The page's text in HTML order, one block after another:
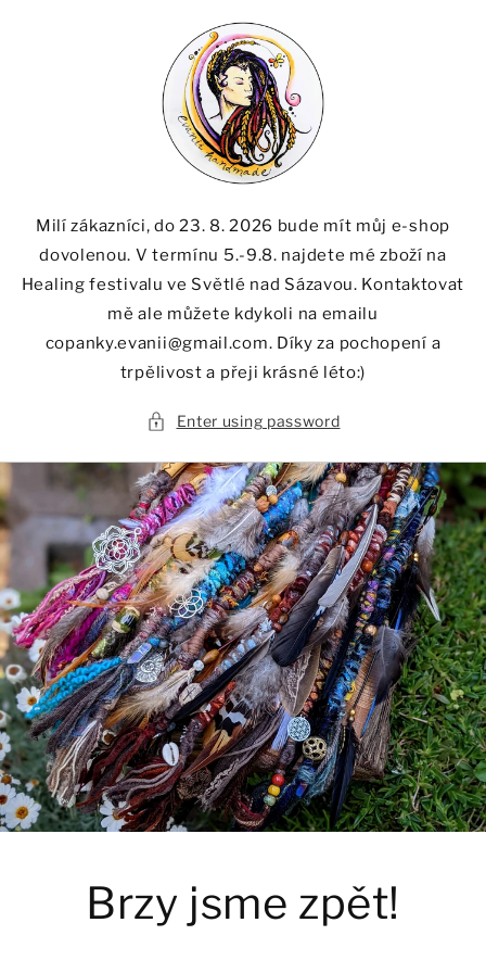
Milí zákazníci, do 23. 8. 2026 bude mít můj e-shop
dovolenou. V termínu 5.-9.8. najdete mé zboží na
Healing festivalu ve Světlé nad Sázavou. Kontaktovat
mě ale můžete kdykoli na emailu
copanky.evanii@gmail.com. Díky za pochopení a
trpělivost a přeji krásné léto:)
Enter using password
Brzy jsme zpět!